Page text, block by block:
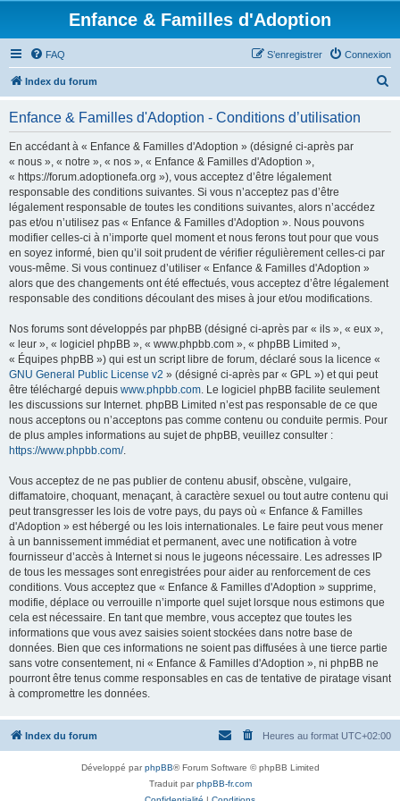
Enfance & Familles d'Adoption
FAQ Connexion
S’enregistrer
Index du forum
Enfance & Familles d'Adoption - Conditions d’utilisation
En accédant à « Enfance & Familles d'Adoption » (désigné ci-après par
« nous », « notre », « nos », « Enfance & Familles d'Adoption »,
« https://forum.adoptionefa.org »), vous acceptez d’être légalement
responsable des conditions suivantes. Si vous n’acceptez pas d’être
légalement responsable de toutes les conditions suivantes, alors n’accédez
pas et/ou n’utilisez pas « Enfance & Familles d'Adoption ». Nous pouvons
modifier celles-ci à n’importe quel moment et nous ferons tout pour que vous
en soyez informé, bien qu’il soit prudent de vérifier régulièrement celles-ci par
vous-même. Si vous continuez d’utiliser « Enfance & Familles d'Adoption »
alors que des changements ont été effectués, vous acceptez d’être légalement
responsable des conditions découlant des mises à jour et/ou modifications.
Nos forums sont développés par phpBB (désigné ci-après par « ils », « eux »,
« leur », « logiciel phpBB », « www.phpbb.com », « phpBB Limited »,
« Équipes phpBB ») qui est un script libre de forum, déclaré sous la licence «
GNU General Public License v2 » (désigné ci-après par « GPL ») et qui peut
être téléchargé depuis www.phpbb.com. Le logiciel phpBB facilite seulement
les discussions sur Internet. phpBB Limited n’est pas responsable de ce que
nous acceptons ou n’acceptons pas comme contenu ou conduite permis. Pour
de plus amples informations au sujet de phpBB, veuillez consulter :
https://www.phpbb.com/.
Vous acceptez de ne pas publier de contenu abusif, obscène, vulgaire,
diffamatoire, choquant, menaçant, à caractère sexuel ou tout autre contenu qui
peut transgresser les lois de votre pays, du pays où « Enfance & Familles
d'Adoption » est hébergé ou les lois internationales. Le faire peut vous mener
à un bannissement immédiat et permanent, avec une notification à votre
fournisseur d’accès à Internet si nous le jugeons nécessaire. Les adresses IP
de tous les messages sont enregistrées pour aider au renforcement de ces
conditions. Vous acceptez que « Enfance & Familles d'Adoption » supprime,
modifie, déplace ou verrouille n’importe quel sujet lorsque nous estimons que
cela est nécessaire. En tant que membre, vous acceptez que toutes les
informations que vous avez saisies soient stockées dans notre base de
données. Bien que ces informations ne soient pas diffusées à une tierce partie
sans votre consentement, ni « Enfance & Familles d'Adoption », ni phpBB ne
pourront être tenus comme responsables en cas de tentative de piratage visant
à compromettre les données.
Index du forum Heures au format UTC+02:00
Développé parphpBB® Forum Software © phpBB Limited
Traduit parphpBB-fr.com